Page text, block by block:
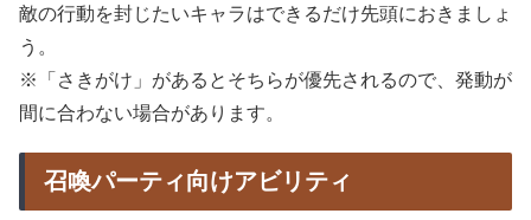
敵の行動を封じたいキャラはできるだけ先頭におきましょ
う。
※「さきがけ」があるとそちらが優先されるので、発動が
間に合わない場合があります。
召喚パーティ向けアビリティ